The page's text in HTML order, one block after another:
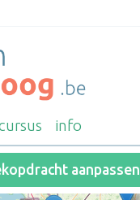
info
aanpassen